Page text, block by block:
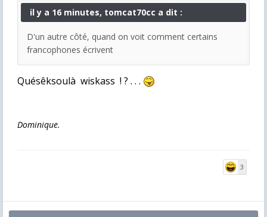
il y a 16 minutes, tomcat70cc a dit :
D'un autre côté, quand on voit comment certains
francophones écrivent
Quésêksoulà wiskass ! ? . . .
Dominique.
3